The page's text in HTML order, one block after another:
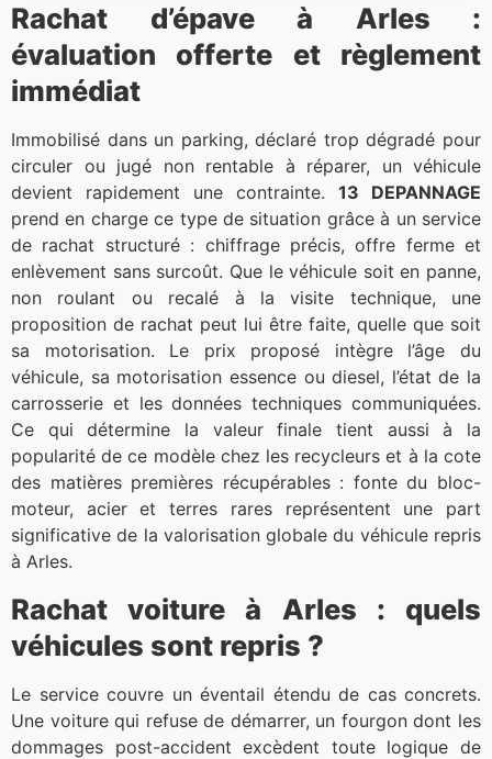
Rachat d’épave à Arles :
évaluation offerte et règlement
immédiat
Immobilisé dans un parking, déclaré trop dégradé pour
circuler ou jugé non rentable à réparer, un véhicule
devient rapidement une contrainte. 13 DEPANNAGE
prend en charge ce type de situation grâce à un service
de rachat structuré : chiffrage précis, offre ferme et
enlèvement sans surcoût. Que le véhicule soit en panne,
non roulant ou recalé à la visite technique, une
proposition de rachat peut lui être faite, quelle que soit
sa motorisation. Le prix proposé intègre l’âge du
véhicule, sa motorisation essence ou diesel, l’état de la
carrosserie et les données techniques communiquées.
Ce qui détermine la valeur finale tient aussi à la
popularité de ce modèle chez les recycleurs et à la cote
des matières premières récupérables : fonte du bloc-
moteur, acier et terres rares représentent une part
significative de la valorisation globale du véhicule repris
à Arles.
Rachat voiture à Arles : quels
véhicules sont repris ?
Le service couvre un éventail étendu de cas concrets.
Une voiture qui refuse de démarrer, un fourgon dont les
dommages post-accident excèdent toute logique de